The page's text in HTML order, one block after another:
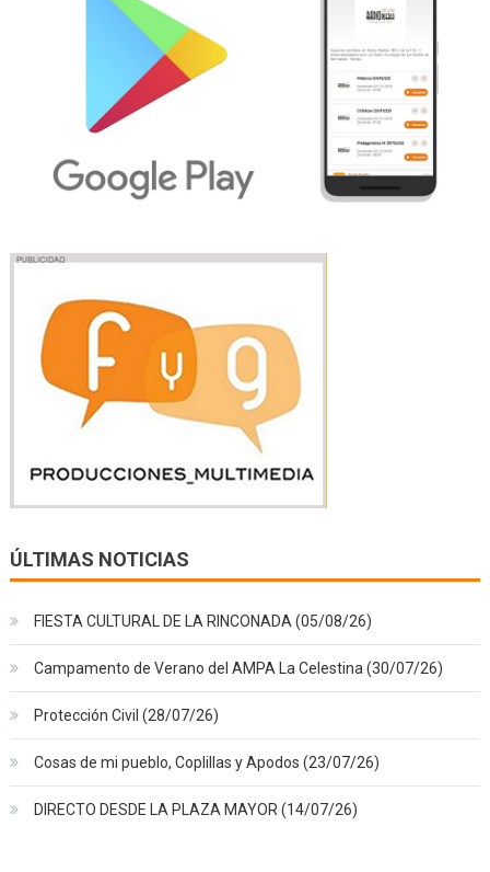
ÚLTIMAS NOTICIAS
FIESTA CULTURAL DE LA RINCONADA (05/08/26)
Campamento de Verano del AMPA La Celestina (30/07/26)
Protección Civil (28/07/26)
Cosas de mi pueblo, Coplillas y Apodos (23/07/26)
DIRECTO DESDE LA PLAZA MAYOR (14/07/26)